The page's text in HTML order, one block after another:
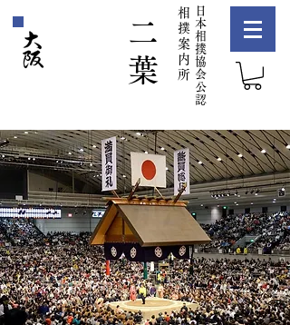
二
葉
相
撲
案
内
所
​日
本
相
撲
協
会
公
認